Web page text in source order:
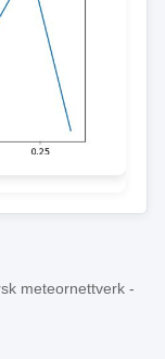
meteornettverk -